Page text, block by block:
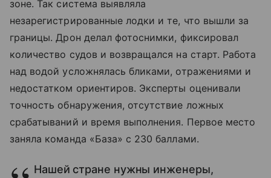
зоне. Так система выявляла
незарегистрированные лодки и те, что вышли за
границы. Дрон делал фотоснимки, фиксировал
количество судов и возвращался на старт. Работа
над водой усложнялась бликами, отражениями и
недостатком ориентиров. Эксперты оценивали
точность обнаружения, отсутствие ложных
срабатываний и время выполнения. Первое место
заняла команда «База» с 230 баллами.
Нашей стране нужны инженеры,